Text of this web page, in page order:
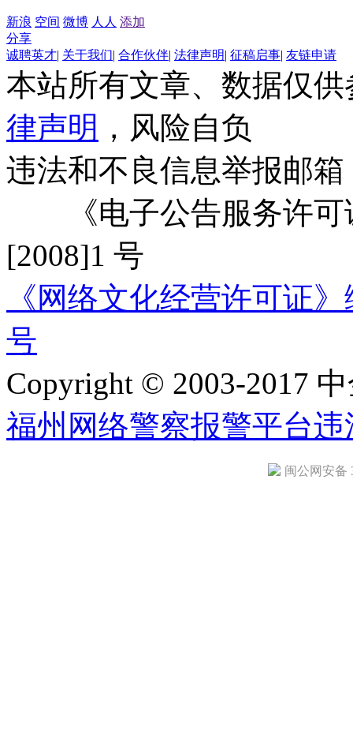
新浪 空间 微博 人人 添加
分享
诚聘英才| 关于我们| 合作伙伴| 法律声明| 征稿启事| 友链申请
本站所有文章、数据仅
律声明 ，风险自负
违法和不良信息举报邮箱
《电子公告服务许可
[2008]1 号
《网络文化经营许可证
号
Copyright © 2003-2017
福州网络警察报警平台违
闽公网安备